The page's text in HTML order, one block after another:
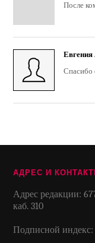
После
Евгения
Спасибо
АДРЕС И
Адрес редакции:
каб. 310
Подписной